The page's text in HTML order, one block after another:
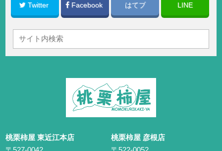
Twitter Facebook はてブ LINE
桃栗柿屋 東近江本店
桃栗柿屋 彦根店